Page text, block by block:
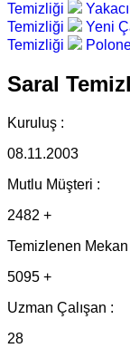
Temizliği
Temizliği
Yeni
Temizliği
Saral
Kuruluş :
08.11.2003
Mutlu Müşteri :
2482 +
Temizlenen Mekan
5095 +
Uzman Çalışan :
28